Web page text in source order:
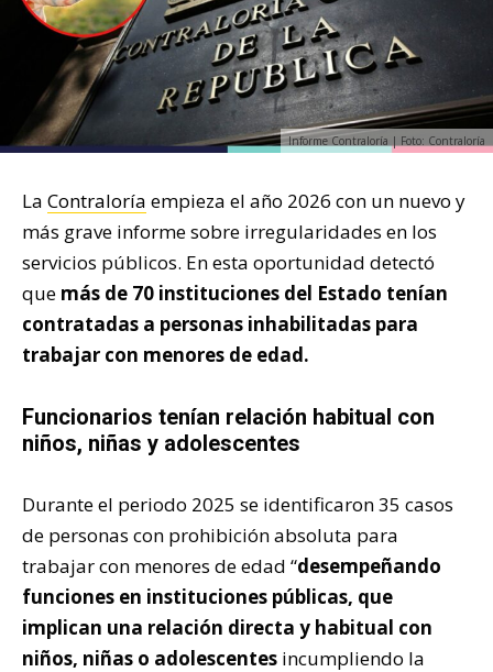
Informe Contraloría | Foto: Contraloría
La Contraloría empieza el año 2026 con un nuevo y
más grave informe sobre irregularidades en los
servicios públicos. En esta oportunidad detectó
que más de 70 instituciones del Estado tenían
contratadas a personas inhabilitadas para
trabajar con menores de edad.
Funcionarios tenían relación habitual con
niños, niñas y adolescentes
Durante el periodo 2025 se identificaron 35 casos
de personas con prohibición absoluta para
trabajar con menores de edad “desempeñando
funciones en instituciones públicas, que
implican una relación directa y habitual con
niños, niñas o adolescentes incumpliendo la